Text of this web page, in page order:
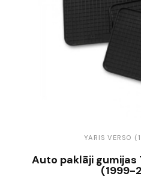
YARIS VERSO
Auto paklāji gumijas
(1999-